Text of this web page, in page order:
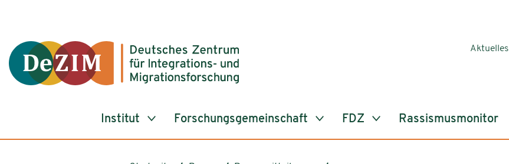
Aktuelles
Institut Forschungsgemeinschaft FDZ Rassismusmonitor